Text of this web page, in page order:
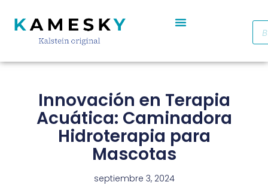
Innovación en Terapia
Acuática: Caminadora
Hidroterapia para
Mascotas
septiembre 3, 2024